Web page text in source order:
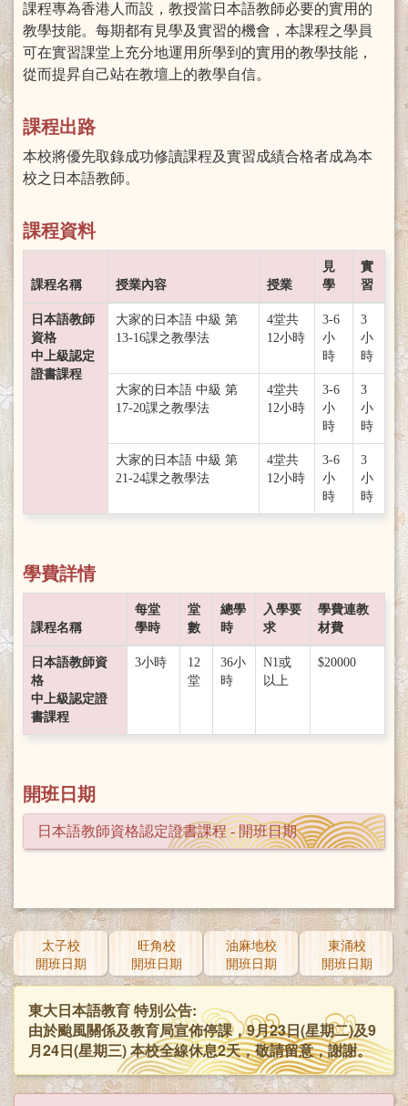
課程專為香港人而設，教授當日本語教師必要的實用的
教學技能。每期都有見學及實習的機會，本課程之學員
可在實習課堂上充分地運用所學到的實用的教學技能，
從而提昇自己站在教壇上的教學自信。
課程出路
本校將優先取錄成功修讀課程及實習成績合格者成為本
校之日本語教師。
課程資料
課程名稱 授業內容 授業
見
學
實
習
日本語教師
資格
中上級認定
證書課程
大家的日本語 中級 第
13-16課之教學法
4堂共
12小時
3-6
小
時
3
小
時
大家的日本語 中級 第
17-20課之教學法
4堂共
12小時
3-6
小
時
3
小
時
大家的日本語 中級 第
21-24課之教學法
4堂共
12小時
3-6
小
時
3
小
時
學費詳情
課程名稱
每堂
學時
堂
數
總學
時
入學要
求
學費連教
材費
日本語教師資
格
中上級認定證
書課程
3小時
12
堂
36小
時
N1或
以上
$20000
開班日期
日本語教師資格認定證書課程 - 開班日期
太子校
開班日期
旺角校
開班日期
油麻地校
開班日期
東涌校
開班日期
東大日本語教育 特別公告:
由於颱風關係及教育局宣佈停課，9月23日(星期二)及9
月24日(星期三) 本校全線休息2天，敬請留意，謝謝。